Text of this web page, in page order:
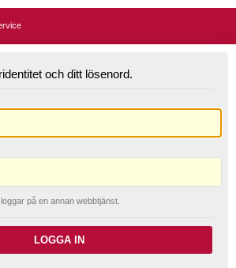
och ditt lösenord.
på en annan webbtjänst.